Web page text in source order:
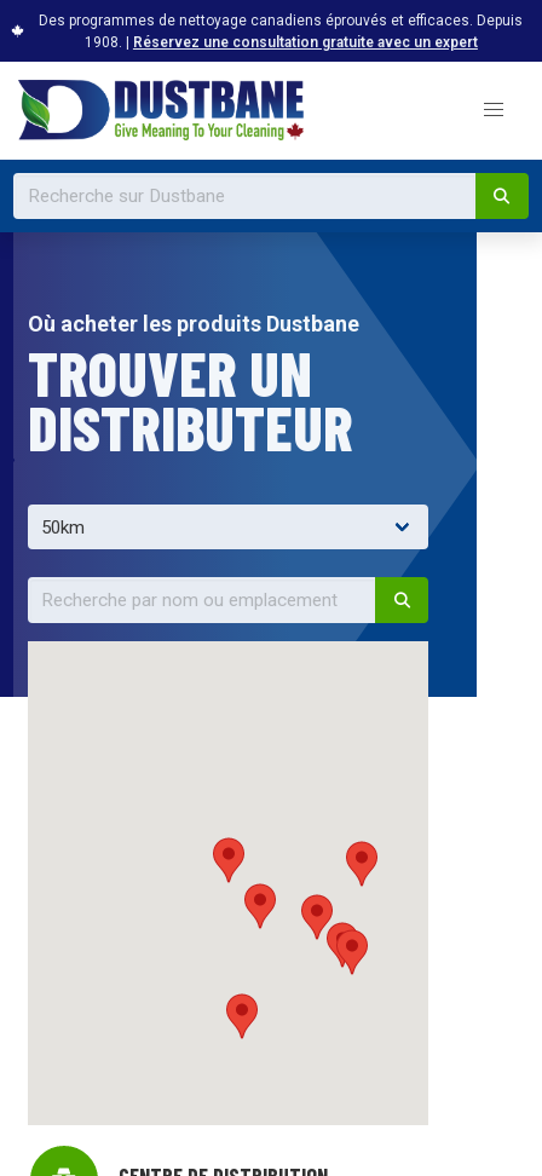
Des programmes de nettoyage canadiens éprouvés et efficaces. Depuis
1908. | Réservez une consultation gratuite avec un expert
Où acheter les produits Dustbane
TROUVER UN
DISTRIBUTEUR